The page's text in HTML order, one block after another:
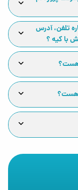
آنلاین دارد
تصویر جدی و
کهن
به نیاز هر
تلفن، آدرس
با کیه ؟
هست؟
هست؟